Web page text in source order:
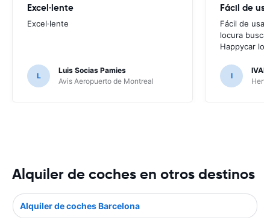
Excel·lente
Excel·lente
L
Luis Socias Pamies
Avis Aeropuerto de Montreal
Fácil de
Fácil de
locura
Happycar lo
I
IVAN
Alquiler de coches en otros destinos
Alquiler de coches Barcelona